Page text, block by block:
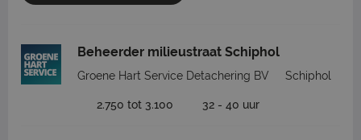
Beheerder milieustraat Schiphol
Groene Hart Service Detachering BV Schiphol
2.750 tot 3.100 32 - 40 uur